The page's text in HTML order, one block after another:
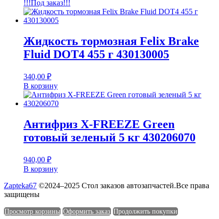
!!!Под заказ!!!
Жидкость тормозная Felix Brake
Fluid DOT4 455 г 430130005
340,00 ₽
В корзину
Антифриз X-FREEZE Green
готовый зеленый 5 кг 430206070
940,00 ₽
В корзину
Zapteka67 ©2024–2025 Стол заказов автозапчастей.Все права
защищены
Просмотр корзины Оформить заказ Продолжить покупки